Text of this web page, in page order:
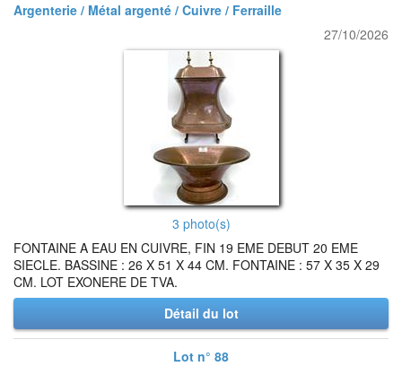
Argenterie / Métal argenté / Cuivre / Ferraille
27/10/2026
3 photo(s)
FONTAINE A EAU EN CUIVRE, FIN 19 EME DEBUT 20 EME
SIECLE. BASSINE : 26 X 51 X 44 CM. FONTAINE : 57 X 35 X 29
CM. LOT EXONERE DE TVA.
Détail du lot
Lot n° 88